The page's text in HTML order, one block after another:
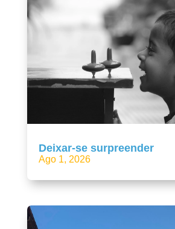
Deixar-se surpreender
Ago 1, 2026